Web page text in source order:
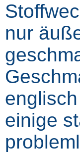
nur
einige